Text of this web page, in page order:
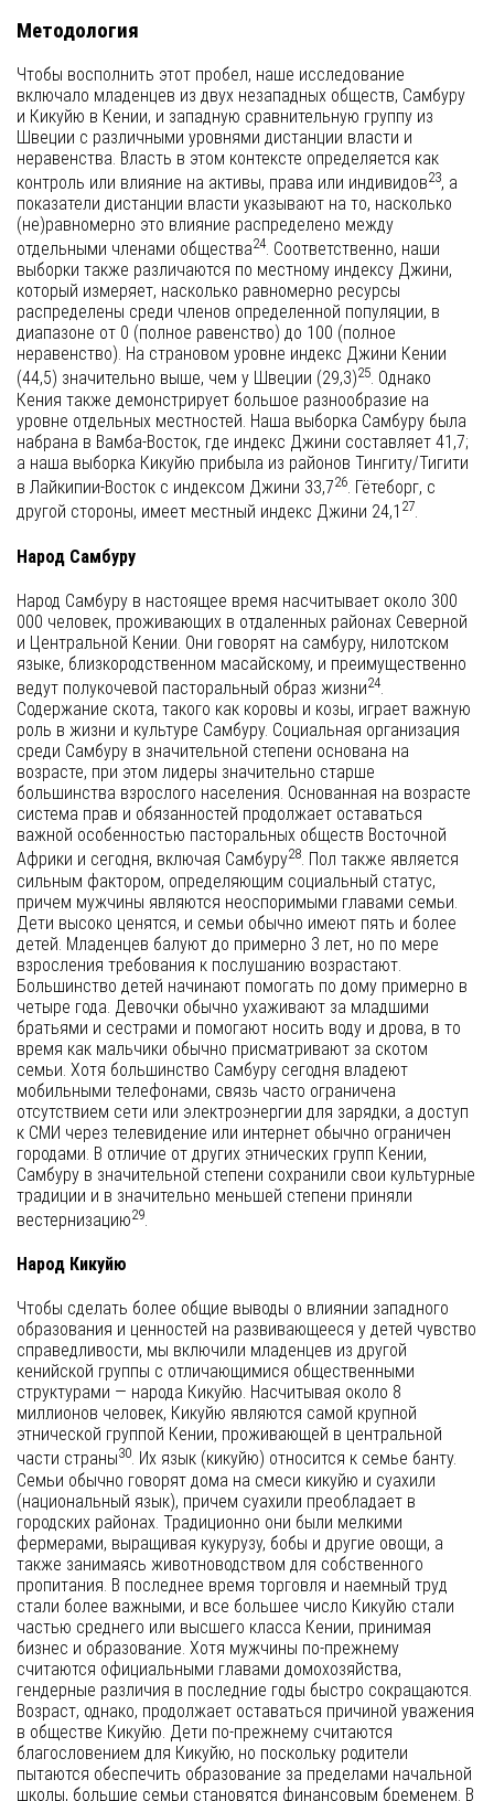
Методология
Чтобы восполнить этот пробел, наше исследование
включало младенцев из двух незападных обществ, Самбуру
и Кикуйю в Кении, и западную сравнительную группу из
Швеции с различными уровнями дистанции власти и
неравенства. Власть в этом контексте определяется как
контроль или влияние на активы, права или индивидов23, а
показатели дистанции власти указывают на то, насколько
(не)равномерно это влияние распределено между
отдельными членами общества24. Соответственно, наши
выборки также различаются по местному индексу Джини,
который измеряет, насколько равномерно ресурсы
распределены среди членов определенной популяции, в
диапазоне от 0 (полное равенство) до 100 (полное
неравенство). На страновом уровне индекс Джини Кении
(44,5) значительно выше, чем у Швеции (29,3)25. Однако
Кения также демонстрирует большое разнообразие на
уровне отдельных местностей. Наша выборка Самбуру была
набрана в Вамба-Восток, где индекс Джини составляет 41,7;
а наша выборка Кикуйю прибыла из районов Тингиту/Тигити
в Лайкипии-Восток с индексом Джини 33,726. Гётеборг, с
другой стороны, имеет местный индекс Джини 24,1 27.
Народ Самбуру
Народ Самбуру в настоящее время насчитывает около 300
000 человек, проживающих в отдаленных районах Северной
и Центральной Кении. Они говорят на самбуру, нилотском
языке, близкородственном масайскому, и преимущественно
ведут полукочевой пасторальный образ жизни24.
Содержание скота, такого как коровы и козы, играет важную
роль в жизни и культуре Самбуру. Социальная организация
среди Самбуру в значительной степени основана на
возрасте, при этом лидеры значительно старше
большинства взрослого населения. Основанная на возрасте
система прав и обязанностей продолжает оставаться
важной особенностью пасторальных обществ Восточной
Африки и сегодня, включая Самбуру28. Пол также является
сильным фактором, определяющим социальный статус,
причем мужчины являются неоспоримыми главами семьи.
Дети высоко ценятся, и семьи обычно имеют пять и более
детей. Младенцев балуют до примерно 3 лет, но по мере
взросления требования к послушанию возрастают.
Большинство детей начинают помогать по дому примерно в
четыре года. Девочки обычно ухаживают за младшими
братьями и сестрами и помогают носить воду и дрова, в то
время как мальчики обычно присматривают за скотом
семьи. Хотя большинство Самбуру сегодня владеют
мобильными телефонами, связь часто ограничена
отсутствием сети или электроэнергии для зарядки, а доступ
к СМИ через телевидение или интернет обычно ограничен
городами. В отличие от других этнических групп Кении,
Самбуру в значительной степени сохранили свои культурные
традиции и в значительно меньшей степени приняли
вестернизацию29.
Народ Кикуйю
Чтобы сделать более общие выводы о влиянии западного
образования и ценностей на развивающееся у детей чувство
справедливости, мы включили младенцев из другой
кенийской группы с отличающимися общественными
структурами — народа Кикуйю. Насчитывая около 8
миллионов человек, Кикуйю являются самой крупной
этнической группой Кении, проживающей в центральной
части страны30. Их язык (кикуйю) относится к семье банту.
Семьи обычно говорят дома на смеси кикуйю и суахили
(национальный язык), причем суахили преобладает в
городских районах. Традиционно они были мелкими
фермерами, выращивая кукурузу, бобы и другие овощи, а
также занимаясь животноводством для собственного
пропитания. В последнее время торговля и наемный труд
стали более важными, и все большее число Кикуйю стали
частью среднего или высшего класса Кении, принимая
бизнес и образование. Хотя мужчины по-прежнему
считаются официальными главами домохозяйства,
гендерные различия в последние годы быстро сокращаются.
Возраст, однако, продолжает оставаться причиной уважения
в обществе Кикуйю. Дети по-прежнему считаются
благословением для Кикуйю, но поскольку родители
пытаются обеспечить образование за пределами начальной
школы, большие семьи становятся финансовым бременем. В